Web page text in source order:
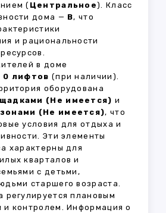
( Центральное). Класс
дома — B, что
и рациональности
в доме
0 лифтов (при наличии).
оборудована
(Не имеется) и
(Не имеется), что
условия для отдыха и
Эти элементы
характерны для
кварталов и
с детьми,
старшего возраста.
регулируется плановым
и контролем. Информация о